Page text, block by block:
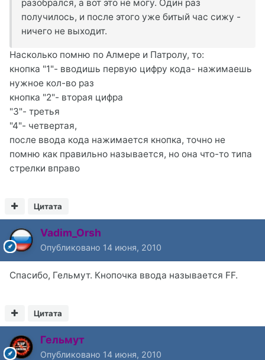
разобрался, а вот это не могу. Один раз
получилось, и после этого уже битый час сижу -
ничего не выходит.
Насколько помню по Алмере и Патролу, то:
кнопка "1"- вводишь первую цифру кода- нажимаешь
нужное кол-во раз
кнопка "2"- вторая цифра
"3"- третья
"4"- четвертая,
после ввода кода нажимается кнопка, точно не
помню как правильно называется, но она что-то типа
стрелки вправо
Цитата
Vadim_Orsh
Опубликовано 14 июня, 2010
Спасибо, Гельмут. Кнопочка ввода называется FF.
Цитата
Гельмут
Опубликовано 14 июня, 2010